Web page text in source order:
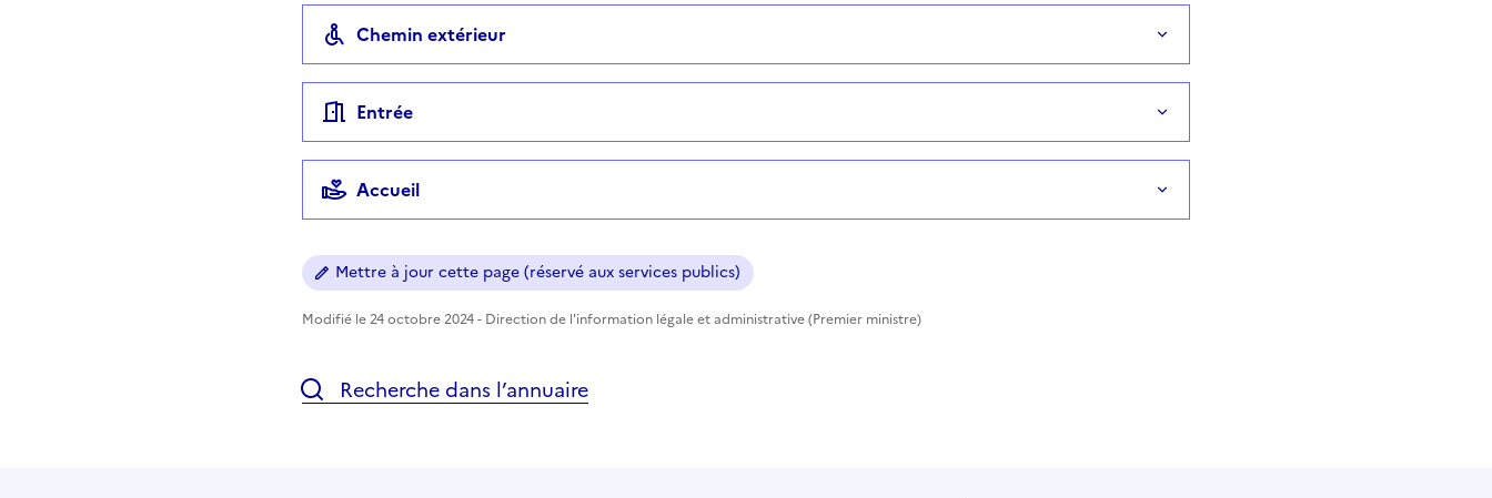
Chemin extérieur
Entrée
Accueil
Mettre à jour cette page (réservé aux services publics)
Modifié le 24 octobre 2024 - Direction de l'information légale et administrative (Premier ministre)
Recherche dans l’annuaire